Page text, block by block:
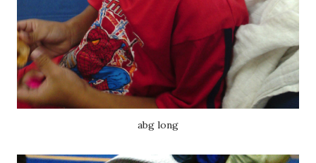
abg long